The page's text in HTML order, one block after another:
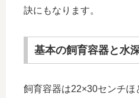
訣にもなります。
基本の飼育容器と水
飼育容器は22×30センチほ